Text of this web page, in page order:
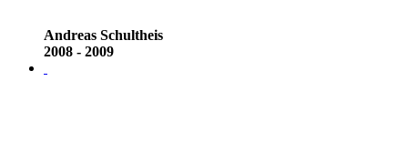
Andreas Schultheis
2008 - 2009